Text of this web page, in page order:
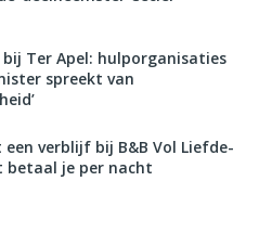
bij Ter Apel: hulporganisaties
spreekt van
een verblijf bij B&B Vol Liefde-
betaal je per nacht